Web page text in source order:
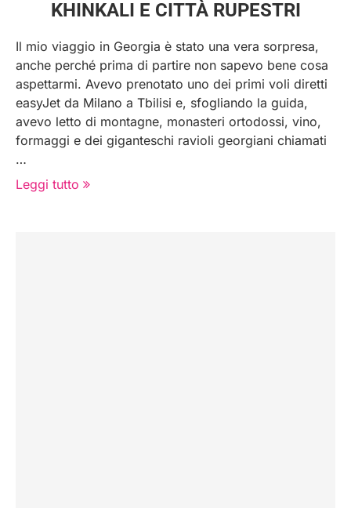
KHINKALI E CITTÀ RUPESTRI
Il mio viaggio in Georgia è stato una vera sorpresa,
anche perché prima di partire non sapevo bene cosa
aspettarmi. Avevo prenotato uno dei primi voli diretti
easyJet da Milano a Tbilisi e, sfogliando la guida,
avevo letto di montagne, monasteri ortodossi, vino,
formaggi e dei giganteschi ravioli georgiani chiamati
…
Leggi tutto